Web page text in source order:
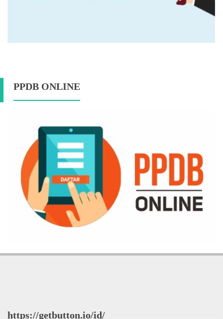
PPDB ONLINE
https://getbutton.io/id/